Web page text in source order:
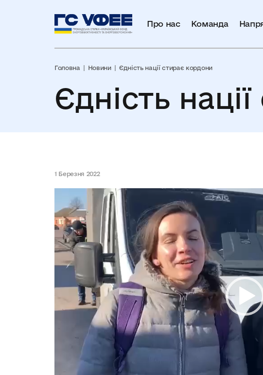
Про нас Команда
Головна Новини Єдність нації стирає кордони
Єдність
1 Березня 2022
Відеопрогравач